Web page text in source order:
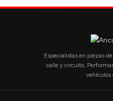
Especialistas en piezas
calle y circuito.
vehículos